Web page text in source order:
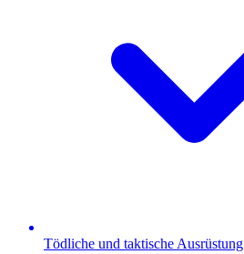
Tödliche und taktische Ausrüstung